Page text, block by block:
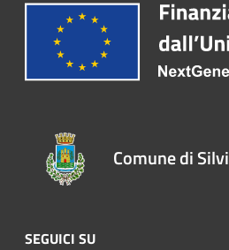
Comune di Silvi
SEGUICI SU